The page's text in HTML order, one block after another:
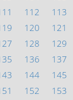
112 113
120 121
128 129
136 137
144 145
152 153